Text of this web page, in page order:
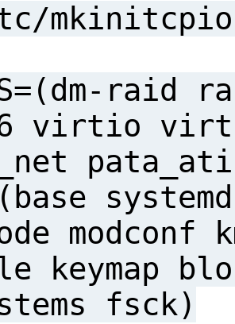
virtio
modconf
keymap
fsck)